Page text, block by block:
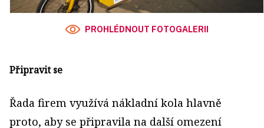
PROHLÉDNOUT FOTOGALERII
Připravit se
Řada firem využívá nákladní kola hlavně
proto, aby se připravila na další omezení